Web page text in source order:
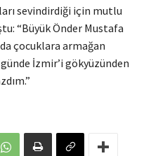
sevindirdiği için mutlu
“Büyük Önder Mustafa
çocuklara armağan
İzmir’i gökyüzünden